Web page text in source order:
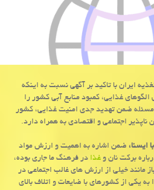
ایران با تاكید بر آگهی نسبت به اینكه
غذایی، كمبود منابع آبی كشور را
ضمن تهدید جدی امنیت غذایی، كشور
اجتماعی و اقتصادی به همراه دارد.
ایسنا،ضمن اشاره به اهمیت و ارزش مواد
بركت نان وغذادر فرهنگ ما جاری بوده،
مانند خیلی از ارزش های غالب اجتماعی در
یكی از كشورهای با ضایعات و اتلاف بالای